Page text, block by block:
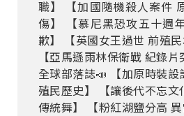
職】 【加國隨機殺人案件
傷】 【慕尼黑恐攻五十週
歉】 【英國女王過世 前殖民
【亞馬遜雨林保衛戰 紀錄
全球部落誌📣 【加原時裝設
殖民歷史】 【讓後代不忘文
傳統舞】 【粉紅湖鹽分高